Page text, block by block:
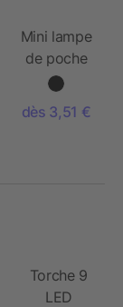
Mini lampe
de poche
poignée
magnétique
fine et LED
dès 3,51 €
Torche 9
LED